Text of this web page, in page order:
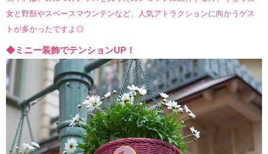
女と野獣やスペースマウンテンなど、人気アトラクションに向かうゲス
トが多かったですよ◎
◆ミニー装飾でテンションUP！